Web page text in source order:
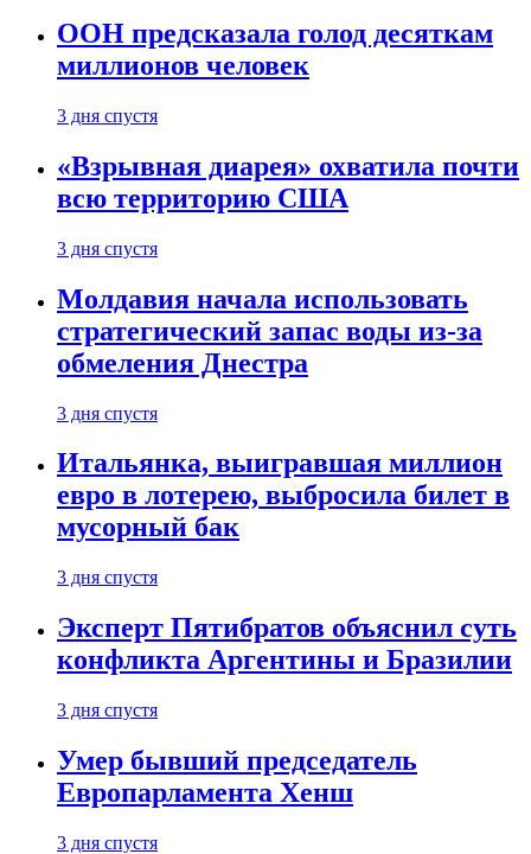
ООН предсказала голод десяткам
миллионов человек
3 дня спустя
«Взрывная диарея» охватила почти
всю территорию США
3 дня спустя
Молдавия начала использовать
стратегический запас воды из-за
обмеления Днестра
3 дня спустя
Итальянка, выигравшая миллион
евро в лотерею, выбросила билет в
мусорный бак
3 дня спустя
Эксперт Пятибратов объяснил суть
конфликта Аргентины и Бразилии
3 дня спустя
Умер бывший председатель
Европарламента Хенш
3 дня спустя